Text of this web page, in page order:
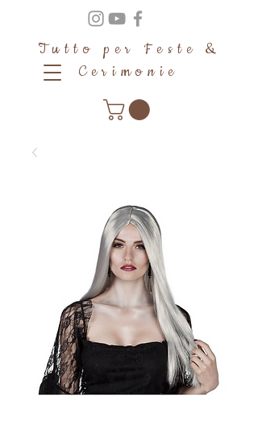
Tutto per Feste &
Cerimonie